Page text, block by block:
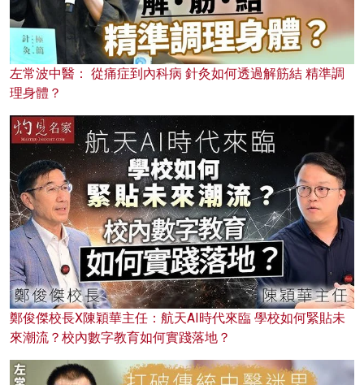
左常波中醫： 從痛症到內科病 針灸如何透過解筋結 精準調
理身體？
鄭俊傑校長X陳穎華主任：航天AI時代來臨 學校如何緊貼未
來潮流？校內數字教育如何實踐落地？